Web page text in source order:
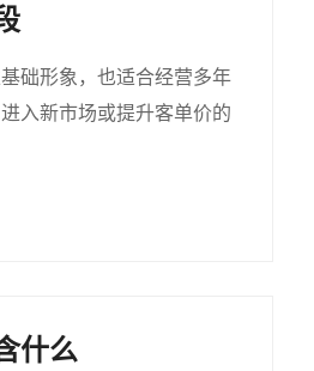
础形象，也适合经营多年
入新市场或提升客单价的
什么